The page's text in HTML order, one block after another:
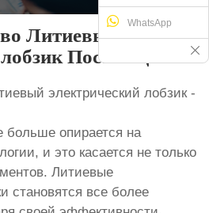
Литиевый
Поставщик
электрический лобзик -
опирается на
и это касается не только
Литиевые
становятся все более
WhatsApp